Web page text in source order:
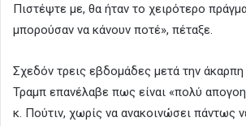
Πιστέψτε με, θα ήταν το χειρότερο
μπορούσαν να κάνουν ποτέ», πέταξε.
Σχεδόν τρεις εβδομάδες μετά την
Τραμπ επανέλαβε πως είναι «πολύ
κ. Πούτιν, χωρίς να ανακοινώσει πάντως